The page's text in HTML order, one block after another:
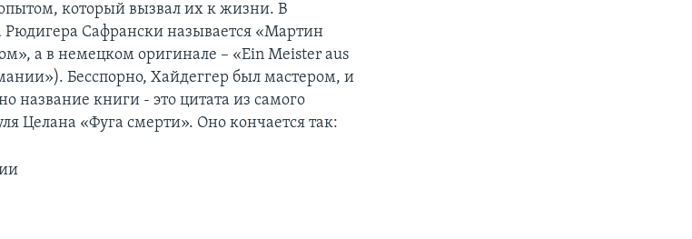
который вызвал их к жизни. В
Сафрански называется «Мартин
а в немецком оригинале – «Ein Meister aus
Бесспорно, Хайдеггер был мастером, и
название книги - это цитата из самого
Целана «Фуга смерти». Оно кончается так: